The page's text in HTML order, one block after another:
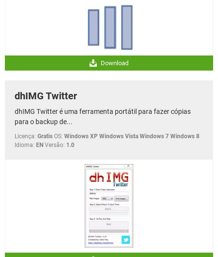
Download
dhIMG Twitter
dhIMG Twitter é uma ferramenta portátil para fazer cópias
para o backup de...
Licença: Gratis OS: Windows XP Windows Vista Windows 7 Windows 8
Idioma: EN Versão: 1.0